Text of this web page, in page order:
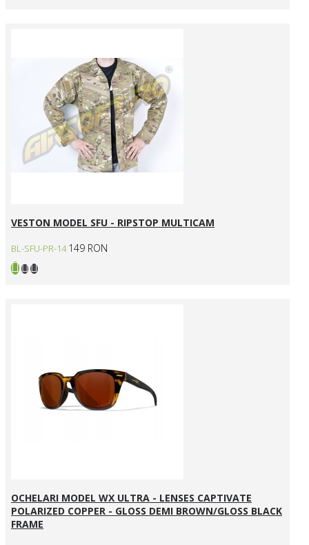
VESTON MODEL SFU - RIPSTOP MULTICAM
BL-SFU-PR-14 149 RON
OCHELARI MODEL WX ULTRA - LENSES CAPTIVATE
POLARIZED COPPER - GLOSS DEMI BROWN/GLOSS BLACK
FRAME